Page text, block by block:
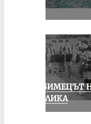
ЛЮБИМЕЦЪТ
ПУБЛИКА